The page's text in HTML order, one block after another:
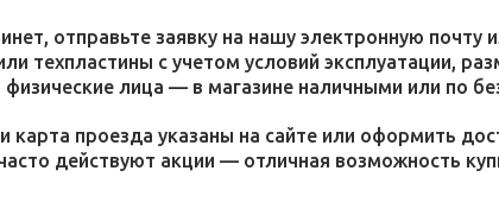
отправьте заявку на нашу электронную почту
техпластины с учетом условий эксплуатации,
физические лица — в магазине наличными или по
проезда указаны на сайте или оформить
действуют акции — отличная возможность